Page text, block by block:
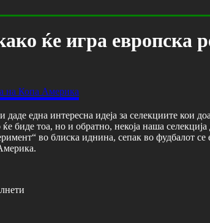
ќе игра европска
една интересна идеја за селекциите
биде тоа, но и обратно, некоја наша
во блиска иднина, сепак во фудбалот